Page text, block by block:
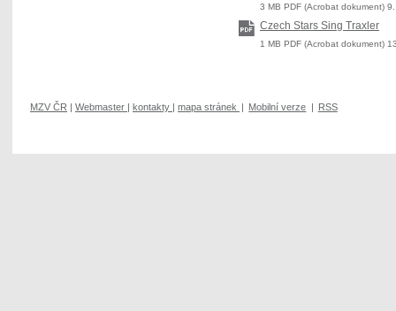
3 MB PDF (Acrobat dokument)
Czech Stars Sing Traxler
1 MB PDF (Acrobat dokument)
MZV ČR Webmaster kontakty mapa stránek Mobilní verze RSS